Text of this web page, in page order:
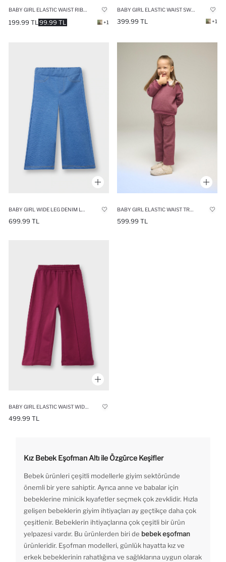
99.99 TL
199.99 TL +1 399.99 TL +1
699.99 TL 599.99 TL
BABY GIRL ELASTIC WAIST WIDE LEG SWEATPANTS
499.99 TL
Kız Bebek Eşofman Altı ile Özgürce Keşifler
Bebek ürünleri çeşitli modellerle giyim sektöründe
önemli bir yere sahiptir. Ayrıca anne ve babalar için
bebeklerine minicik kıyafetler seçmek çok zevklidir. Hızla
gelişen bebeklerin giyim ihtiyaçları ay geçtikçe daha çok
çeşitlenir. Bebeklerin ihtiyaçlarına çok çeşitli bir ürün
yelpazesi vardır. Bu ürünlerden biri de bebek eşofman
ürünleridir. Eşofman modelleri, günlük hayatta kız ve
erkek bebeklerinin rahatlığına ve sağlıklarına uygun olarak